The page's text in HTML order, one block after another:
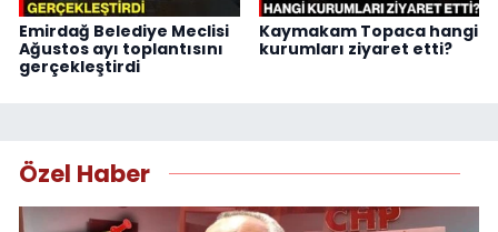
Emirdağ Belediye Meclisi
Ağustos ayı toplantısını
gerçekleştirdi
Kaymakam Topaca hangi
kurumları ziyaret etti?
Özel Haber